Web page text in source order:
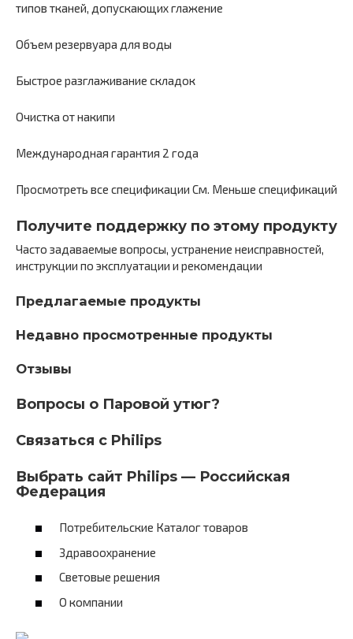
типов тканей, допускающих глажение
Объем резервуара для воды
Быстрое разглаживание складок
Очистка от накипи
Международная гарантия 2 года
Просмотреть все спецификации См. Меньше спецификаций
Получите поддержку по этому продукту
Часто задаваемые вопросы, устранение неисправностей,
инструкции по эксплуатации и рекомендации
Предлагаемые продукты
Недавно просмотренные продукты
Отзывы
Вопросы о Паровой утюг?
Связаться с Philips
Выбрать сайт Philips — Российская
Федерация
Потребительские Каталог товаров
Здравоохранение
Световые решения
О компании